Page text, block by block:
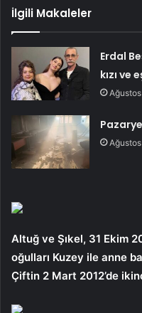
İlgili Makaleler
Erdal
kızı ve
Altuğ ve Şıkel, 31 Ekim
oğulları Kuzey ile anne
Çiftin 2 Mart 2012’de